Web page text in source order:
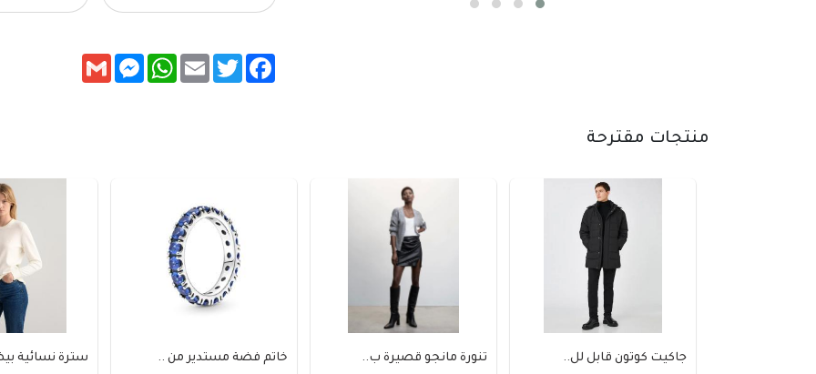
Facebook
Twitter
Email
WhatsApp
Messenger
Gmail
منتجات مقترحة
جاكيت كوتون قابل لل.. تنورة مانجو قصيرة ب.. خاتم فضة مستدير من .. سترة نسائية بيضاء